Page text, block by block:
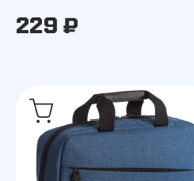
229 ₽